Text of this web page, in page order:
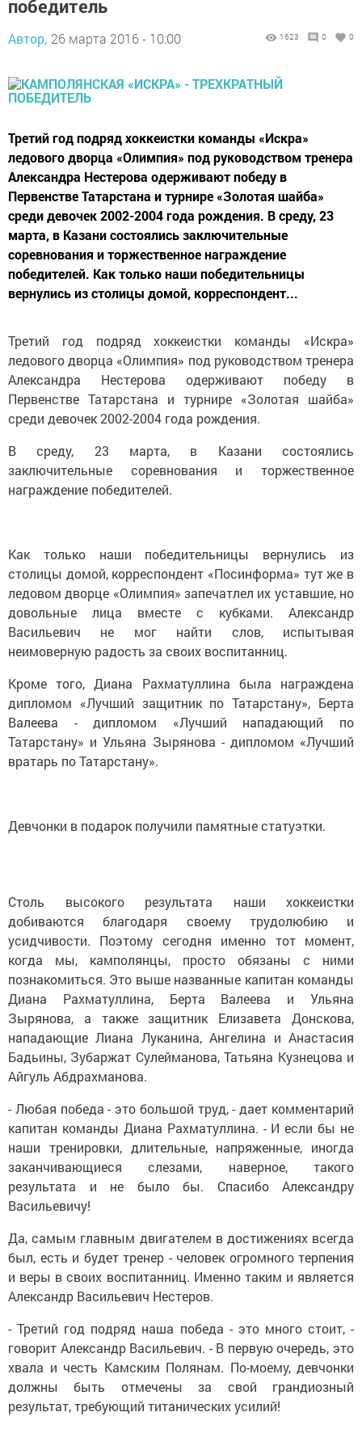
победитель
Автор, 26 марта 2016 - 10:00 1623 0 0
Третий год подряд хоккеистки команды «Искра»
ледового дворца «Олимпия» под руководством тренера
Александра Нестерова одерживают победу в
Первенстве Татарстана и турнире «Золотая шайба»
среди девочек 2002-2004 года рождения. В среду, 23
марта, в Казани состоялись заключительные
соревнования и торжественное награждение
победителей. Как только наши победительницы
вернулись из столицы домой, корреспондент...
Третий год подряд хоккеистки команды «Искра»
ледового дворца «Олимпия» под руководством тренера
Александра Нестерова одерживают победу в
Первенстве Татарстана и турнире «Золотая шайба»
среди девочек 2002-2004 года рождения.
В среду, 23 марта, в Казани состоялись
заключительные соревнования и торжественное
награждение победителей.
Как только наши победительницы вернулись из
столицы домой, корреспондент «Посинформа» тут же в
ледовом дворце «Олимпия» запечатлел их уставшие, но
довольные лица вместе с кубками. Александр
Васильевич не мог найти слов, испытывая
неимоверную радость за своих воспитанниц.
Кроме того, Диана Рахматуллина была награждена
дипломом «Лучший защитник по Татарстану», Берта
Валеева - дипломом «Лучший нападающий по
Татарстану» и Ульяна Зырянова - дипломом «Лучший
вратарь по Татарстану».
Девчонки в подарок получили памятные статуэтки.
Столь высокого результата наши хоккеистки
добиваются благодаря своему трудолюбию и
усидчивости. Поэтому сегодня именно тот момент,
когда мы, камполянцы, просто обязаны с ними
познакомиться. Это выше названные капитан команды
Диана Рахматуллина, Берта Валеева и Ульяна
Зырянова, а также защитник Елизавета Донскова,
нападающие Лиана Луканина, Ангелина и Анастасия
Бадьины, Зубаржат Сулейманова, Татьяна Кузнецова и
Айгуль Абдрахманова.
- Любая победа - это большой труд, - дает комментарий
капитан команды Диана Рахматуллина. - И если бы не
наши тренировки, длительные, напряженные, иногда
заканчивающиеся слезами, наверное, такого
результата и не было бы. Спасибо Александру
Васильевичу!
Да, самым главным двигателем в достижениях всегда
был, есть и будет тренер - человек огромного терпения
и веры в своих воспитанниц. Именно таким и является
Александр Васильевич Нестеров.
- Третий год подряд наша победа - это много стоит, -
говорит Александр Васильевич. - В первую очередь, это
хвала и честь Камским Полянам. По-моему, девчонки
должны быть отмечены за свой грандиозный
результат, требующий титанических усилий!